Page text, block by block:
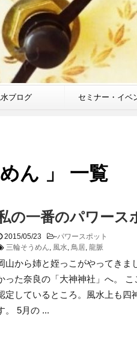
水ブログ セミナー・イベ
ん 」 一覧
の一番のパワー
2015/05/23 -パワースポット
三輪そうめん, 風水, 鳥居, 龍脈
山から姉と姪っこがやってきま
った奈良の「大神神社」へ。
定しているところ。風水上も四
。 5月の ...